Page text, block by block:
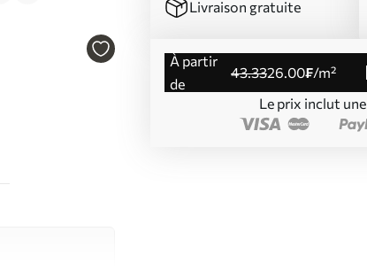
Livraison gratuite
à partir
de
43.3326.00₣/m²
Le prix inclut une